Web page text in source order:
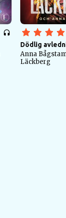
Dödlig
Anna
Läckberg